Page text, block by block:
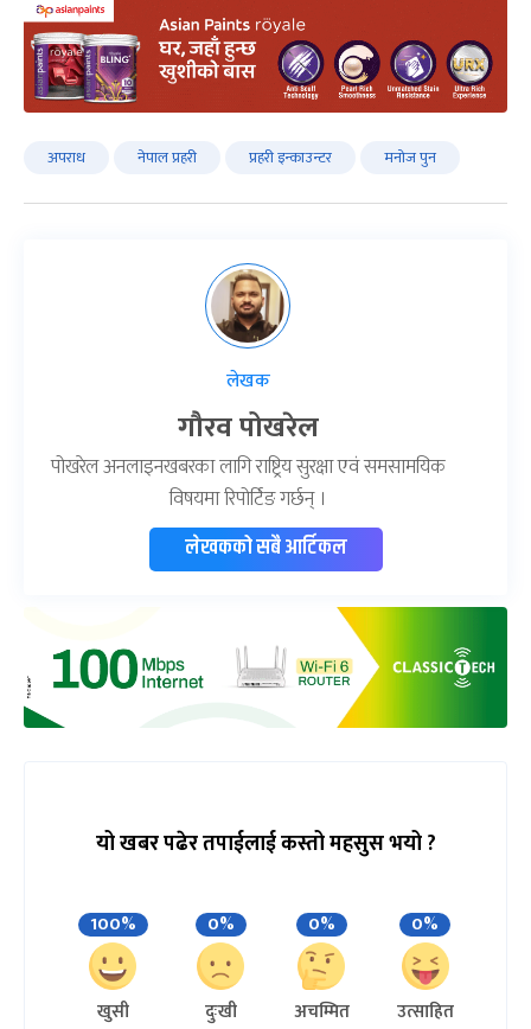
अपराध नेपाल प्रहरी प्रहरी इन्काउन्टर मनोज पुन
लेखक
गौरव पोखरेल
पोखरेल अनलाइनखबरका लागि राष्ट्रिय सुरक्षा एवं समसामयिक
विषयमा रिपोर्टिङ गर्छन् ।
लेखकको सबै आर्टिकल
यो खबर पढेर तपाईलाई कस्तो महसुस भयो ?
100%
खुसी
0%
दुःखी
0%
अचम्मित
0%
उत्साहित